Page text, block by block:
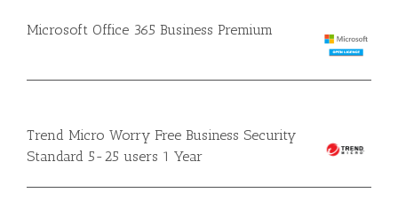
Microsoft Office 365 Business Premium
Trend Micro Worry Free Business Security
Standard 5-25 users 1 Year